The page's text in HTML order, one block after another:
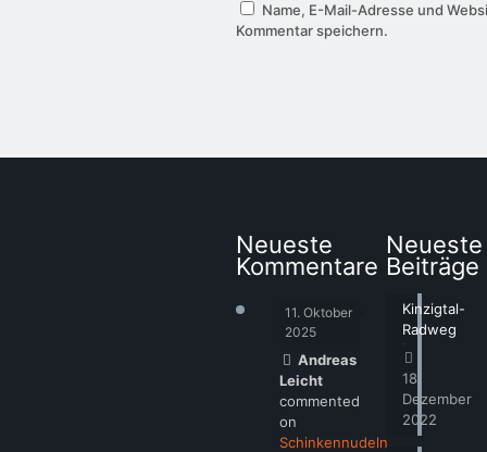
Name, E-Mail-Adresse und
Kommentar speichern.
Neueste
Kommentare
11. Oktober
2025
Andreas
Leicht
commented
on
Schinkennudeln
Neueste
Beiträge
Kinzigtal-
Radweg
18.
Dezember
2022